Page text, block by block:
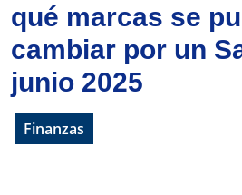
qué marcas se
cambiar por un
junio 2025
Finanzas